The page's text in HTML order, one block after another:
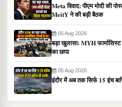
Meta विवाद: पीएम मोदी की
MeitY ने की बड़ी बैठक
05 Aug 2026
बड़ा खुलासा: MYH
का छापा
05 Aug 2026
इंदौर में अब तक सिर्फ 15 इंच